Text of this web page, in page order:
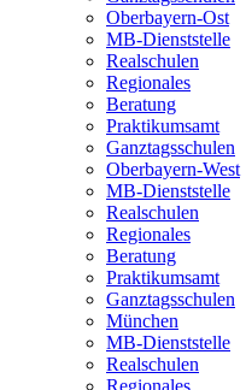
Oberbayern-Ost
MB-Dienststelle
Realschulen
Regionales
Beratung
Praktikumsamt
Ganztagsschulen
Oberbayern-West
MB-Dienststelle
Realschulen
Regionales
Beratung
Praktikumsamt
Ganztagsschulen
München
MB-Dienststelle
Realschulen
Regionales